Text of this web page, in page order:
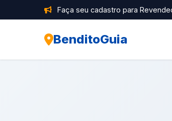
Faça seu cadastro para
BenditoGuia